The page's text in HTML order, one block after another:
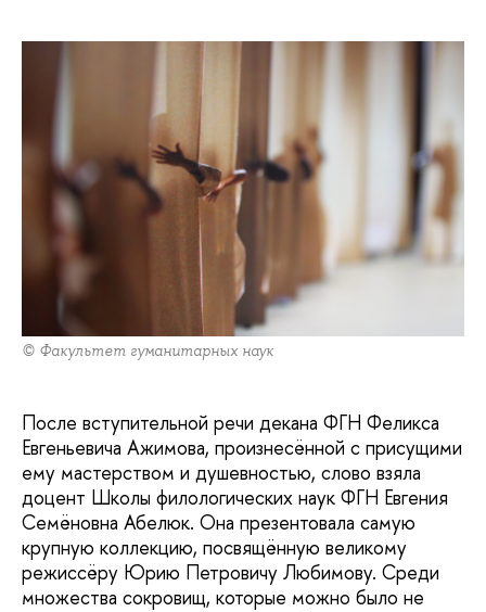
© Факультет гуманитарных наук
После вступительной речи декана ФГН Феликса
Евгеньевича Ажимова, произнесённой с присущими
ему мастерством и душевностью, слово взяла
доцент Школы филологических наук ФГН Евгения
Семёновна Абелюк. Она презентовала самую
крупную коллекцию, посвящённую великому
режиссёру Юрию Петровичу Любимову. Среди
множества сокровищ, которые можно было не